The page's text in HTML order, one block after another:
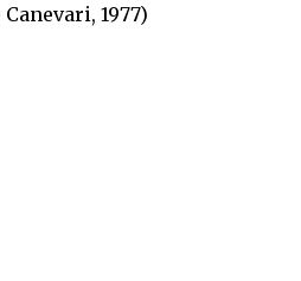
Canevari, 1977)